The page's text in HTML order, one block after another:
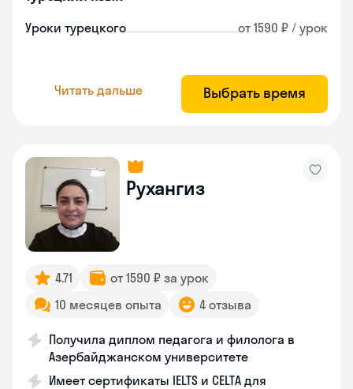
Уроки турецкого от 1590 ₽ / урок
Читать дальше Выбрать время
Рухангиз
4.71
от 1590 ₽ за урок
10 месяцев опыта
4 отзыва
Получила диплом педагога и филолога в
Азербайджанском университете
Имеет сертификаты IELTS и CELTA для